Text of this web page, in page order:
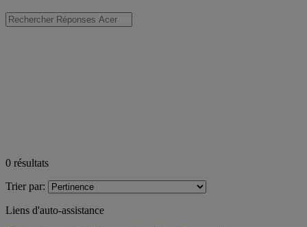
0 résultats
Trier par:
Liens d'auto-assistance